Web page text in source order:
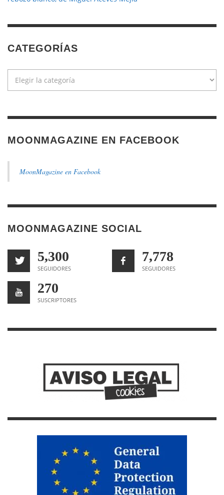
CATEGORÍAS
MOONMAGAZINE EN FACEBOOK
MoonMagazine en Facebook
MOONMAGAZINE SOCIAL
5,300
SEGUIDORES
7,778
SEGUIDORES
270
SUSCRIPTORES